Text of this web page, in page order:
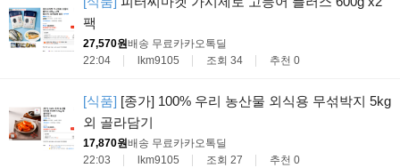
팩
27,570원배송 무료카카오톡딜
22:04
lkm9105 조회 34 추천 0
[식품] [종가] 100% 우리 농산물 외식용 무섞박지 5kg
외 골라담기
17,870원배송 무료카카오톡딜
22:03
lkm9105 조회 27 추천 0